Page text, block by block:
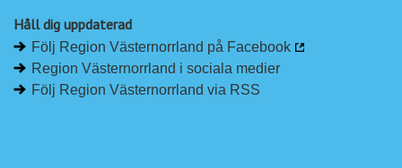
Håll dig uppdaterad
Följ Region Västernorrland på Facebook
Region Västernorrland i sociala medier
Följ Region Västernorrland via RSS